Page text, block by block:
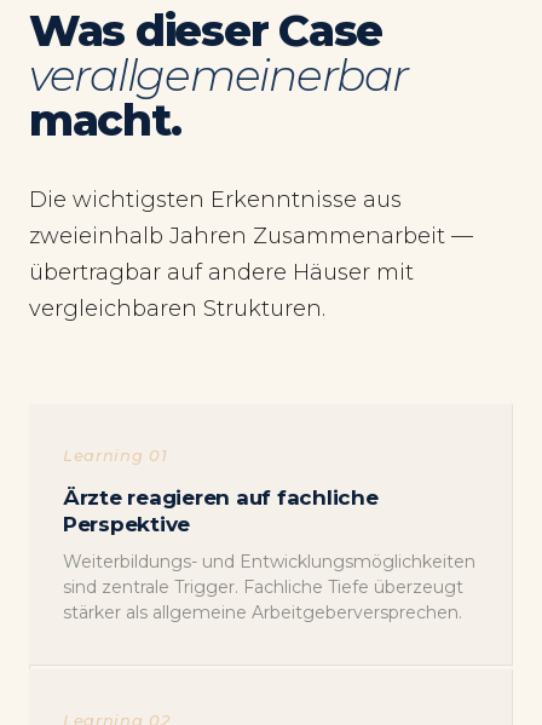
Was dieser Case
verallgemeinerbar
macht.
Die wichtigsten Erkenntnisse aus
zweieinhalb Jahren Zusammenarbeit —
übertragbar auf andere Häuser mit
vergleichbaren Strukturen.
Learning 01
Ärzte reagieren auf fachliche
Perspektive
Weiterbildungs- und Entwicklungsmöglichkeiten
sind zentrale Trigger. Fachliche Tiefe überzeugt
stärker als allgemeine Arbeitgeberversprechen.
Learning 02